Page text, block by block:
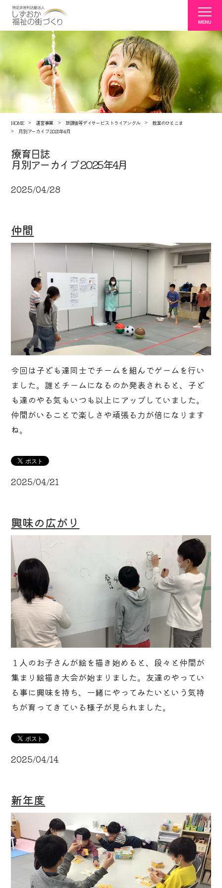
HOME 運営事業 放課後等デイサービス トライアングル
教室のひとこま
月別アーカイブ 2025年4月
療育日誌
月別アーカイブ 2025年4月
2025/04/28
仲間
今回は子ども達同士でチームを組んでゲームを行い
ました。誰とチームになるのか発表されると、子ど
も達のやる気もいつも以上にアップしていました。
仲間がいることで楽しさや頑張る力が倍になります
ね。
2025/04/21
興味の広がり
１人のお子さんが絵を描き始めると、段々と仲間が
集まり絵描き大会が始まりました。友達のやってい
る事に興味を持ち、一緒にやってみたいという気持
ちが育ってきている様子が見られました。
2025/04/14
新年度